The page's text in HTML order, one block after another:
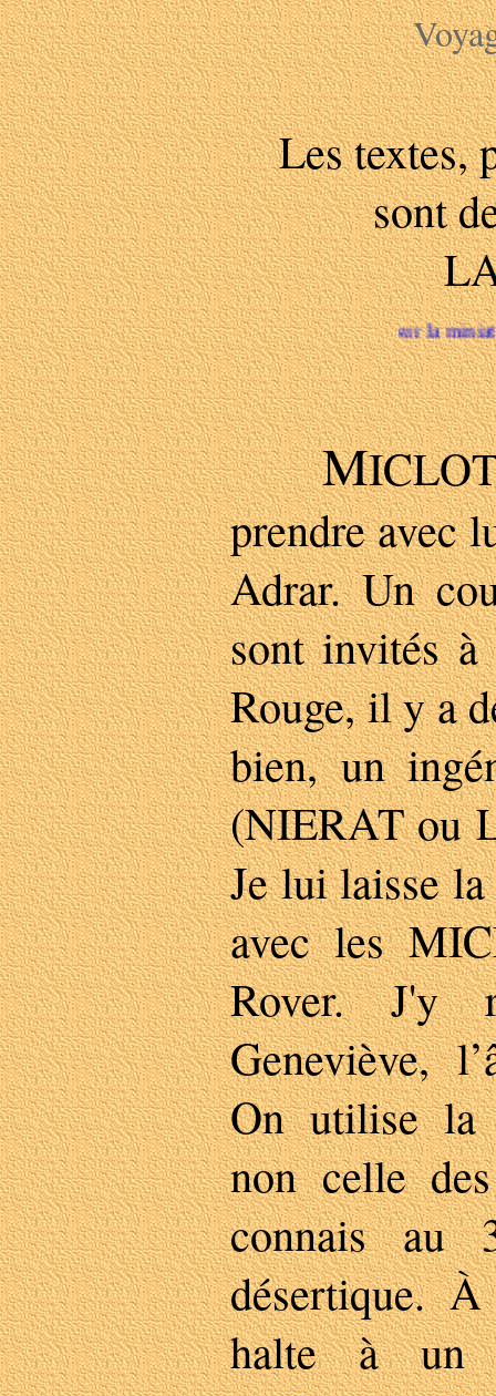
Les textes,
sont
Pour agrandir la photo : clic sur la miniature et après
M
prendre avec
Adrar. Un
sont invités
Rouge, il y a
bien, un
(NIERAT ou
Je lui laisse
avec les
Rover. J'y
Geneviève,
On utilise la
non celle
connais au
désertique.
halte à un